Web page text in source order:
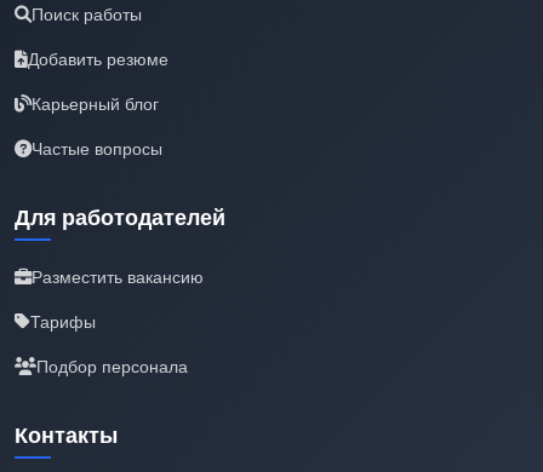
Поиск работы
Добавить резюме
Карьерный блог
Частые вопросы
Для работодателей
Разместить вакансию
Тарифы
Подбор персонала
Контакты